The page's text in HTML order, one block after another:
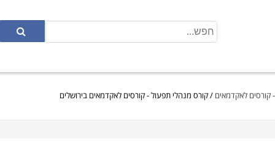
קורסים לאקדמאים /קורס מנהלי תפעול - קורסים לאקדמאים בירושלים